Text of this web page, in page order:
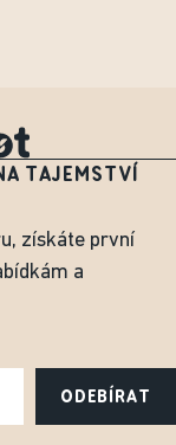
TAJEMSTVÍ
získáte první
a
ODEBÍRAT